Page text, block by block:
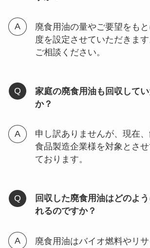
廃食用油の量やご要望をも
度を設定させていただきま
ご相談ください。
家庭の廃食用油も回収して
か？
申し訳ありませんが、現在
食品製造企業様を対象とさ
ております。
回収した廃食用油はどのよ
れるのですか？
廃食用油はバイオ燃料やリ